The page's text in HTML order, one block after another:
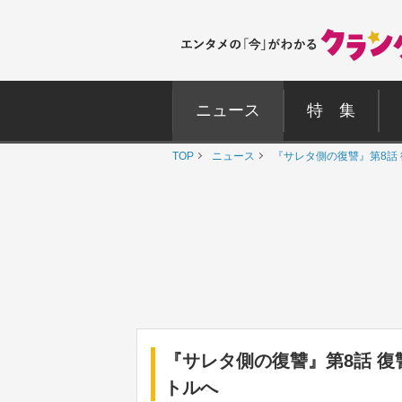
ニュース 特 集
TOP ニュース 『サレタ側の復讐』第8
『サレタ側の復讐』第8話
トルへ